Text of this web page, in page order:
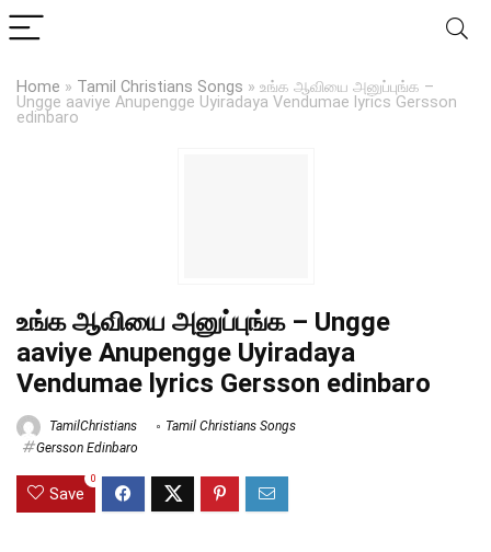
Home » Tamil Christians Songs » உங்க ஆவியை அனுப்புங்க –
Ungge aaviye Anupengge Uyiradaya Vendumae lyrics Gersson
edinbaro
உங்க ஆவியை அனுப்புங்க – Ungge
aaviye Anupengge Uyiradaya
Vendumae lyrics Gersson edinbaro
TamilChristians
Tamil Christians Songs
Gersson Edinbaro
Save
0